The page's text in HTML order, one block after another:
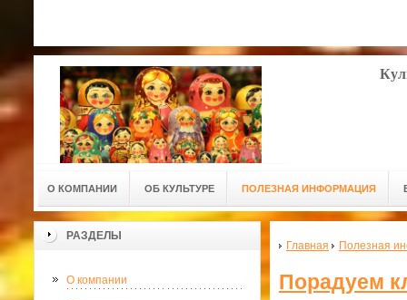
О КОМПАНИИ ОБ КУЛЬТУРЕ ПОЛЕЗНАЯ ИНФОРМАЦИЯ
РАЗДЕЛЫ
О компании
Главная Полезная
Порадуем